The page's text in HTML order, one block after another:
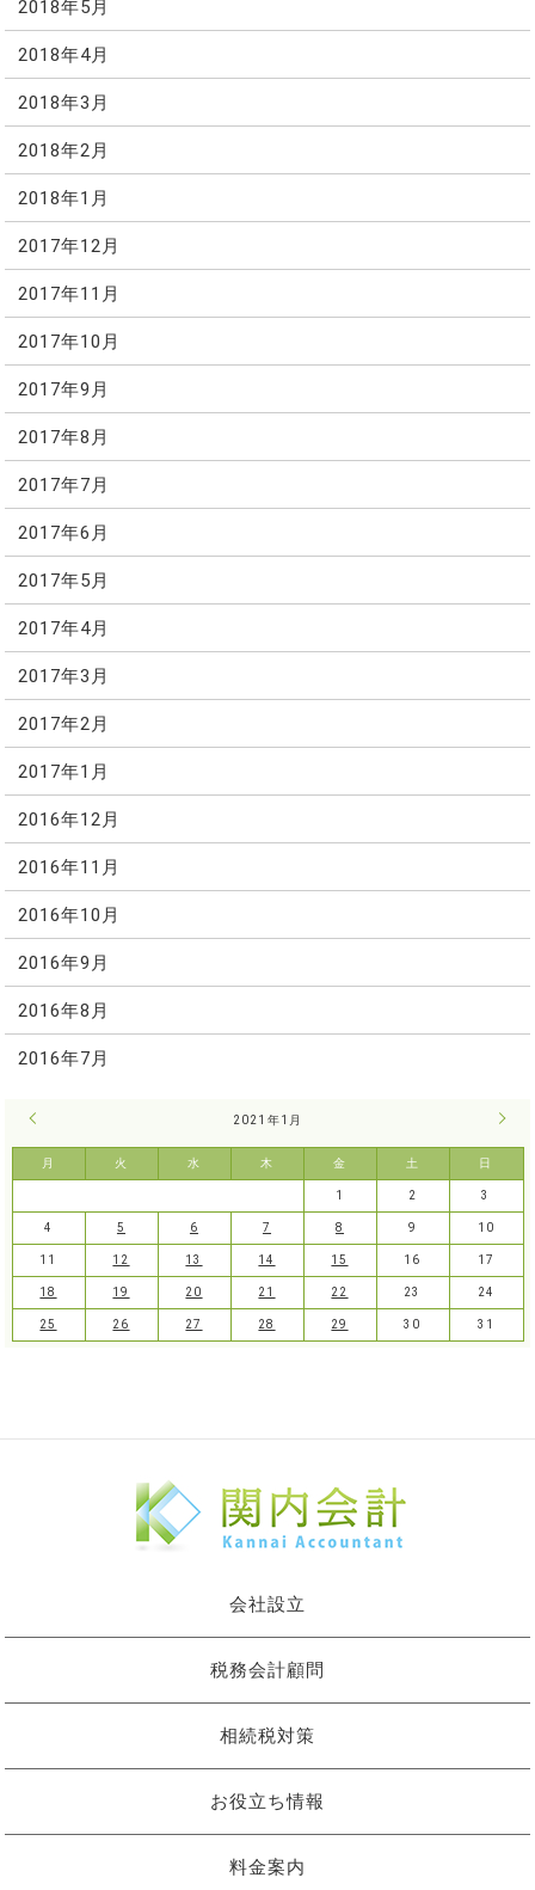
2018年5月
2018年4月
2018年3月
2018年2月
2018年1月
2017年12月
2017年11月
2017年10月
2017年9月
2017年8月
2017年7月
2017年6月
2017年5月
2017年4月
2017年3月
2017年2月
2017年1月
2016年12月
2016年11月
2016年10月
2016年9月
2016年8月
2016年7月
2021年1月
月 火 水 木 金 土 日
2月
1 2 3
4 5 6 7 8 9 10
11 12 13 14 15 16 17
18 19 20 21 22 23 24
25 26 27 28 29 30 31
会社設立
税務会計顧問
相続税対策
お役立ち情報
料金案内